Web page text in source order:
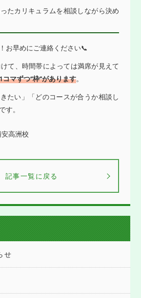
たカリキュラムを相談しながら決め
お早めにご連絡ください📞
て、時間帯によっては満席が見えて
コマずつ“枠”があります。
たい」「どのコースが合うか相談し
す。
高洲校
記事一覧に戻る
せ